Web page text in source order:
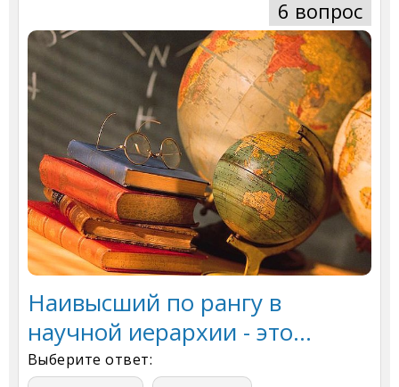
6 вопрос
Наивысший по рангу в
научной иерархии - это…
Выберите ответ: